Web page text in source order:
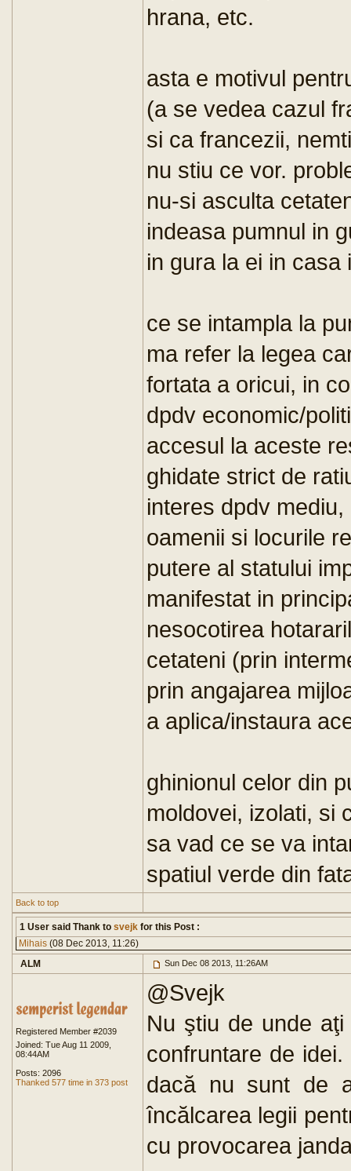
hrana, etc.
asta e motivul
(a se vedea cazul
si ca francezii,
nu stiu ce vor.
nu-si asculta
indeasa pumnul in
in gura la ei in casa
ce se intampla la
ma refer la legea
fortata a oricui, in
dpdv economic/
accesul la aceste
ghidate strict de
interes dpdv
oamenii si locurile
putere al statului
manifestat in
nesocotirea
cetateni (prin
prin angajarea
a aplica/instaura
ghinionul celor din
moldovei, izolati, si
sa vad ce se va
spatiul verde din
Back to top
1 User said Thank to svejk for this Post :
Mihais (08 Dec 2013, 11:26)
ALM
Sun Dec 08 2013, 11:26AM
Registered Member #2039
Joined: Tue Aug 11 2009,
08:44AM
Posts: 2096
Thanked 577 time in 373 post
@Svejk
Nu ştiu de unde
confruntare de
dacă nu sunt de
încălcarea legii
cu provocarea